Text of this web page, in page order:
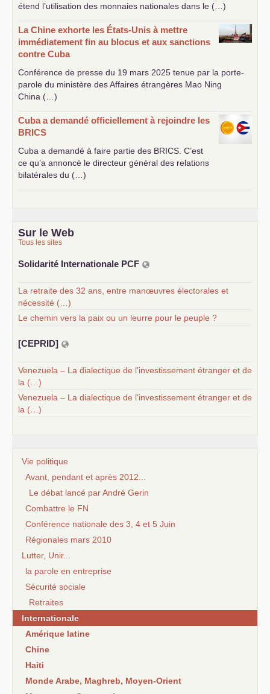
étend l’utilisation des monnaies nationales dans le (…)
La Chine exhorte les États-Unis à mettre
immédiatement fin au blocus et aux sanctions
contre Cuba
Conférence de presse du 19 mars 2025 tenue par la porte-
parole du ministère des Affaires étrangères Mao Ning
China (…)
Cuba a demandé officiellement à rejoindre les
BRICS
Cuba a demandé à faire partie des BRICS. C’est
ce qu’a annoncé le directeur général des relations
bilatérales du (…)
Sur le Web
Tous les sites
Solidarité Internationale PCF
La retraite des 32 ans, entre manœuvres électorales et
nécessité (…)
Le chemin vers la paix ou un leurre pour le peuple ?
[CEPRID]
Venezuela – La dialectique de l'investissement étranger et de
la (…)
Venezuela – La dialectique de l'investissement étranger et de
la (…)
Vie politique
Avant, pendant et après 2012...
Le débat lancé par André Gerin
Combattre le FN
Conférence nationale des 3, 4 et 5 Juin
Régionales mars 2010
Lutter, Unir...
la parole en entreprise
Sécurité sociale
Retraites
Internationale
Amérique latine
Chine
Haiti
Monde Arabe, Maghreb, Moyen-Orient